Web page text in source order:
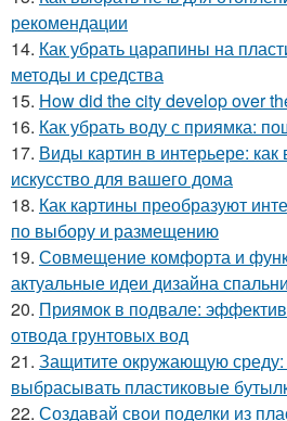
рекомендации
14. Как убрать царапины на
методы и средства
15. How did the city develop over
16. Как убрать воду с приямка:
17. Виды картин в интерьере:
искусство для вашего дома
18. Как картины преобразуют
по выбору и размещению
19. Совмещение комфорта и
актуальные идеи дизайна
20. Приямок в подвале:
отвода грунтовых вод
21. Защитите окружающую среду:
выбрасывать пластиковые
22. Создавай свои поделки из